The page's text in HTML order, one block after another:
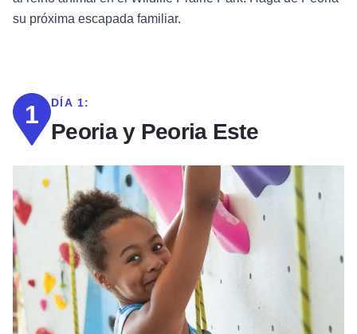
su próxima escapada familiar.
1 DÍA 1:
Peoria y Peoria Este